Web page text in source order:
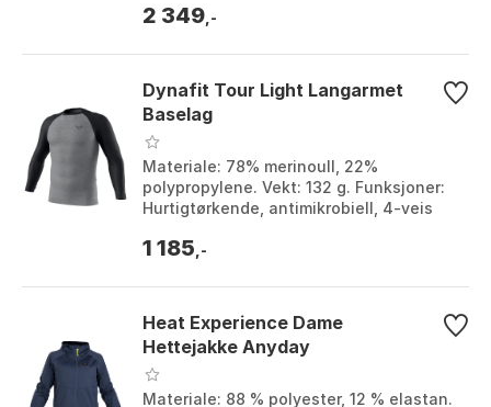
coral. St...
2 349 ,-
Dynafit Tour Light Langarmet
Baselag
Materiale: 78% merinoull, 22%
polypropylene. Vekt: 132 g. Funksjoner:
Hurtigtørkende, antimikrobiell, 4-veis
quiet s...
1 185 ,-
Heat Experience Dame
Hettejakke Anyday
Materiale: 88 % polyester, 12 % elastan.